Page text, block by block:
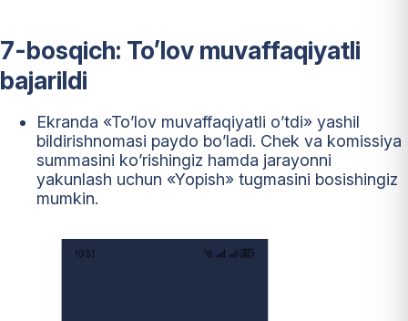
7-bosqich: To’lov muvaffaqiyatli
bajarildi
Ekranda «To’lov muvaffaqiyatli o’tdi» yashil
bildirishnomasi paydo bo’ladi. Chek va komissiya
summasini ko’rishingiz hamda jarayonni
yakunlash uchun «Yopish» tugmasini bosishingiz
mumkin.